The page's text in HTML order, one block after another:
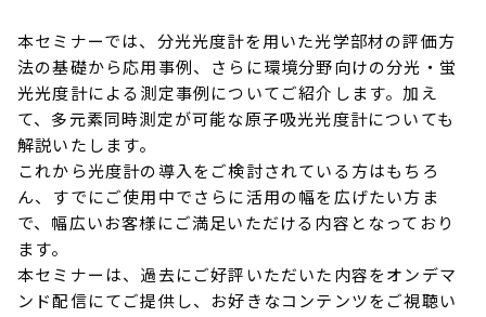
本セミナーでは、分光光度計を用いた光学部材の評価方
法の基礎から応用事例、さらに環境分野向けの分光・蛍
光光度計による測定事例についてご紹介します。加え
て、多元素同時測定が可能な原子吸光光度計についても
解説いたします。
これから光度計の導入をご検討されている方はもちろ
ん、すでにご使用中でさらに活用の幅を広げたい方ま
で、幅広いお客様にご満足いただける内容となっており
ます。
本セミナーは、過去にご好評いただいた内容をオンデマ
ンド配信にてご提供し、お好きなコンテンツをご視聴い